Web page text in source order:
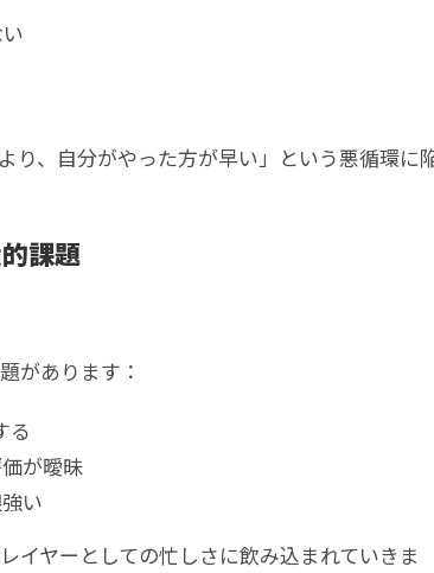
り、自分がやった方が早い」という悪循環に
課題
があります：
る
が曖昧
い
イヤーとしての忙しさに飲み込まれていきま